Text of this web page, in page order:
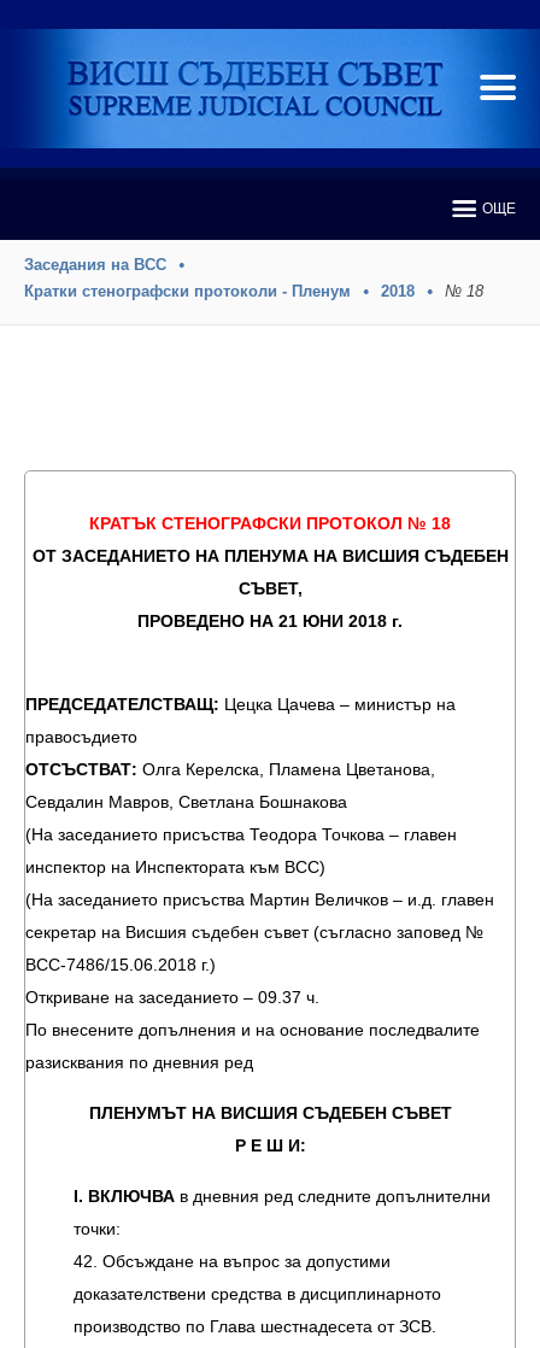
ОЩЕ
Заседания на ВСС
Кратки стенографски протоколи - Пленум
2018 № 18
КРАТЪК СТЕНОГРАФСКИ ПРОТОКОЛ № 18
ОТ ЗАСЕДАНИЕТО НА ПЛЕНУМА НА ВИСШИЯ СЪДЕБЕН
СЪВЕТ,
ПРОВЕДЕНО НА 21 ЮНИ 2018 г.
ПРЕДСЕДАТЕЛСТВАЩ: Цецка Цачева – министър на
правосъдието
ОТСЪСТВАТ: Олга Керелска, Пламена Цветанова,
Севдалин Мавров, Светлана Бошнакова
(На заседанието присъства Теодора Точкова – главен
инспектор на Инспектората към ВСС)
(На заседанието присъства Мартин Величков – и.д. главен
секретар на Висшия съдебен съвет (съгласно заповед №
ВСС-7486/15.06.2018 г.)
Откриване на заседанието – 09.37 ч.
По внесените допълнения и на основание последвалите
разисквания по дневния ред
ПЛЕНУМЪТ НА ВИСШИЯ СЪДЕБЕН СЪВЕТ
Р Е Ш И:
І. ВКЛЮЧВА в дневния ред следните допълнителни
точки:
42. Обсъждане на въпрос за допустими
доказателствени средства в дисциплинарното
производство по Глава шестнадесета от ЗСВ.